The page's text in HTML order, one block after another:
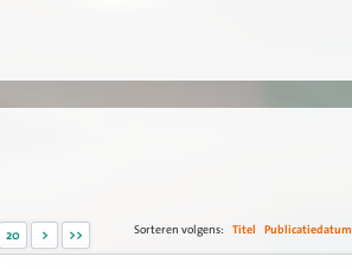
20 > >> Sorteren volgens: Titel Publicatiedatum